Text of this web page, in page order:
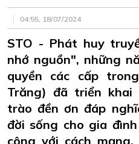
04:55, 18/07/2024
STO - Phát huy
nhớ nguồn", những
quyền các cấp
Trăng) đã triển
trào đền ơn đáp
đời sống cho gia
công với cách